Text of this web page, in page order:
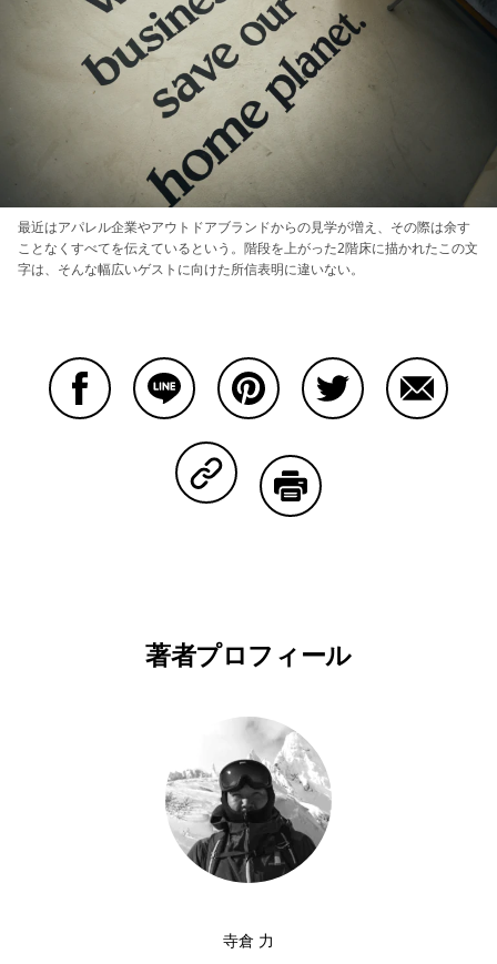
最近はアパレル企業やアウトドアブランドからの見学が増え、その際は余す
ことなくすべてを伝えているという。階段を上がった2階床に描かれたこの文
字は、そんな幅広いゲストに向けた所信表明に違いない。
Copy Linkで共有する
著者プロフィール
寺倉 力